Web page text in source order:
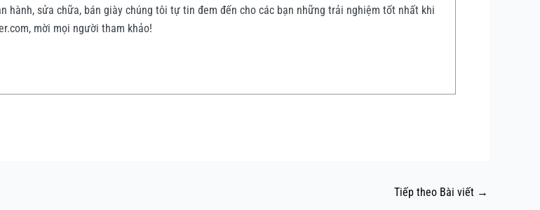
hành, sửa chữa, bán giày chúng tôi tự tin đem đến cho các bạn những trải nghiệm tốt nhất khi
mời mọi người tham khảo!
Tiếp theo Bài viết →